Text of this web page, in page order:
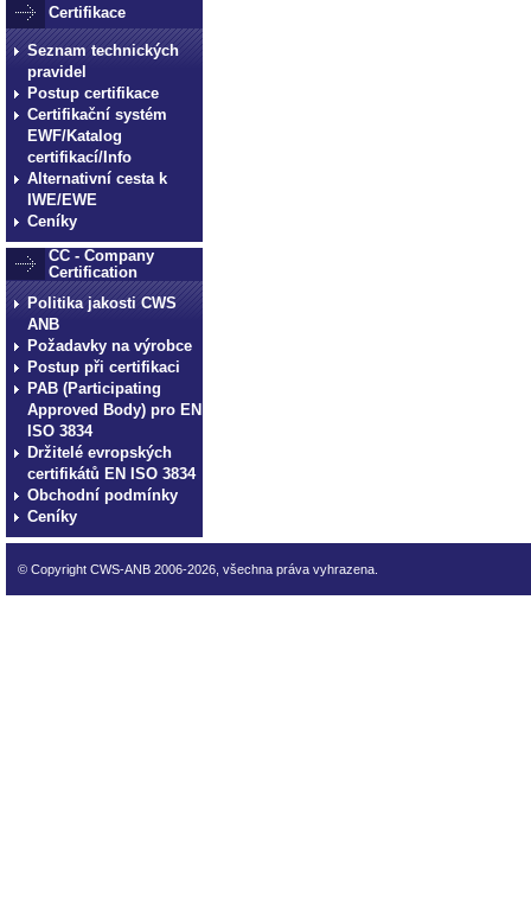
Certifikace
Seznam technických
pravidel
Postup certifikace
Certifikační systém
EWF/Katalog
certifikací/Info
Alternativní cesta k
IWE/EWE
Ceníky
CC - Company
Certification
Politika jakosti CWS
ANB
Požadavky na výrobce
Postup při certifikaci
PAB (Participating
Approved Body) pro EN
ISO 3834
Držitelé evropských
certifikátů EN ISO 3834
Obchodní podmínky
Ceníky
© Copyright CWS-ANB 2006-2026, všechna práva vyhrazena.